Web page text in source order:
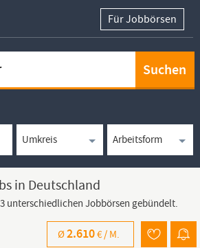
Für Jobbörsen
in Deutschland
unterschiedlichen Jobbörsen gebündelt.
Ø2.610€ / M.